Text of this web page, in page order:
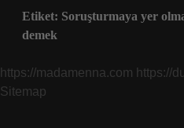
Etiket: Soruşturmaya yer
demek
https://madamenna.com https://
Sitemap